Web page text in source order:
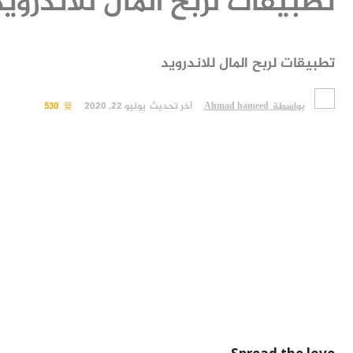
تطبيقات لربح المال للاندرويد
بواسطةAhmad hameed آخر تحديث يونيو 22, 2020